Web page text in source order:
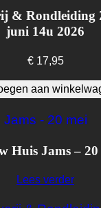
& Rondleiding
juni 14u 2026
€17,95
aan
Huis Jams – 20
Lees verder